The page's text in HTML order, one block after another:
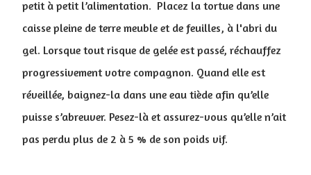
petit à petit l’alimentation. Placez la tortue dans une
caisse pleine de terre meuble et de feuilles, à l'abri du
gel. Lorsque tout risque de gelée est passé, réchauffez
progressivement votre compagnon. Quand elle est
réveillée, baignez-la dans une eau tiède afin qu’elle
puisse s’abreuver. Pesez-là et assurez-vous qu’elle n’ait
pas perdu plus de 2 à 5 % de son poids vif.